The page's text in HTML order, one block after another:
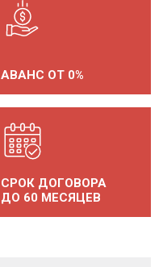
АВАНС ОТ 0%
СРОК ДОГОВОРА
ДО 60 МЕСЯЦЕВ